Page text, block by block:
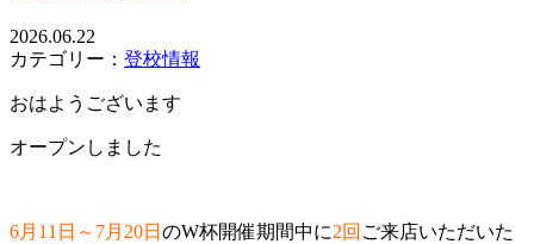
2026.06.22
カテゴリー： 登校情報
おはようございます
オープンしました
6月11日～7月20日 のW杯開催期間中に2回 ご来店いただいた